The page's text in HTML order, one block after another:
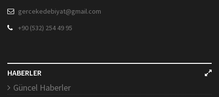
gercekedebiyat@gmail.com
+90 (532) 254 49 95
HABERLER
Güncel Haberler